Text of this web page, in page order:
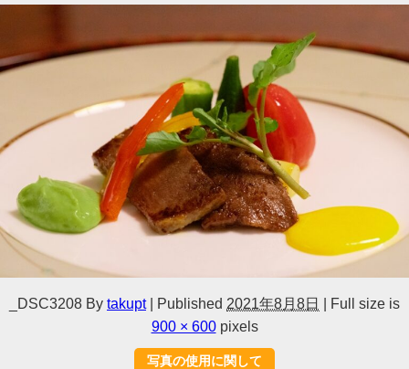
_DSC3208 By takupt Published 2021年8月8日
Full size is
900 × 600pixels
写真の使用に関して